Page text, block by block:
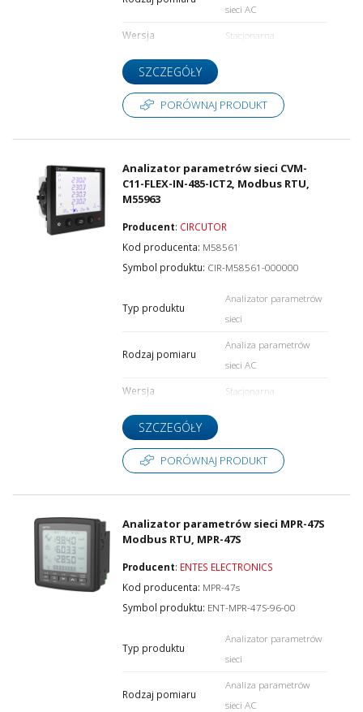
sieci AC
Wersja
Stacjonarna
SZCZEGÓŁY
PORÓWNAJ PRODUKT
Analizator parametrów sieci CVM-
C11-FLEX-IN-485-ICT2, Modbus RTU,
M55963
Producent: CIRCUTOR
Kod producenta: M58561
Symbol produktu: CIR-M58561-000000
Typ produktu
Analizator parametrów
sieci
Rodzaj pomiaru
Analiza parametrów
sieci AC
Wersja
Stacjonarna
SZCZEGÓŁY
PORÓWNAJ PRODUKT
Analizator parametrów sieci MPR-47S
Modbus RTU, MPR-47S
Producent: ENTES ELECTRONICS
Kod producenta: MPR-47s
Symbol produktu: ENT-MPR-47S-96-00
Typ produktu
Analizator parametrów
sieci
Rodzaj pomiaru
Analiza parametrów
sieci AC